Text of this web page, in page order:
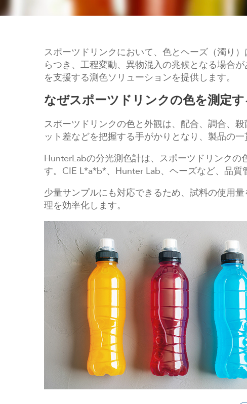
スポーツドリンクにおいて、色とヘーズ（濁り
らつき、工程変動、異物混入の兆候となる場合
を支援する測色ソリューションを提供します。
なぜスポーツドリンクの色を測定
スポーツドリンクの色と外観は、配合、調合、
ット差などを把握する手がかりとなり、製品の一
HunterLabの分光測色計は、スポーツドリンク
す。CIE L*a*b*、Hunter Lab、ヘーズなど、品質
少量サンプルにも対応できるため、試料の使用
理を効率化します。